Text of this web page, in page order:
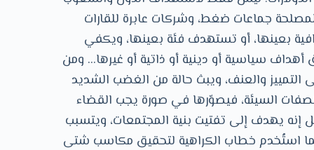
جماعات ضغط، وشركات عابرة للقارات
بعينها، أو تستهدف فئة بعينها، ويكفي
أهداف سياسية أو دينية أو ذاتية أو غيرها… ومن
والعنف، ويبث حالة من الغضب الشديد
السيئة، فيصوّرها في صورة يجب القضاء
إنه يهدف إلى تفتيت بنية المجتمعات، ويتسبب
استُخدم خطاب الكراهية لتحقيق مكاسب شتى